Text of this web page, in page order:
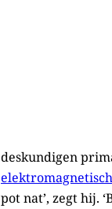
deskundigen
pot nat’, zegt hij.